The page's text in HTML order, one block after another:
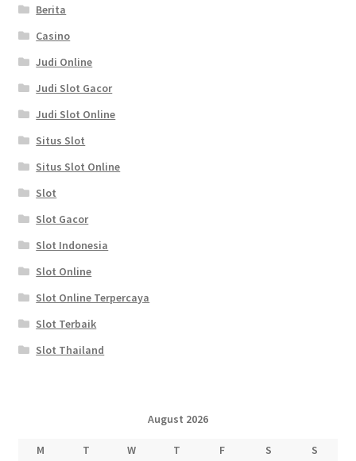
Berita
Casino
Judi Online
Judi Slot Gacor
Judi Slot Online
Situs Slot
Situs Slot Online
Slot
Slot Gacor
Slot Indonesia
Slot Online
Slot Online Terpercaya
Slot Terbaik
Slot Thailand
August 2026
M T W T F S
S